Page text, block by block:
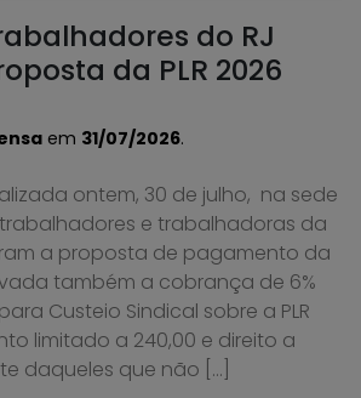
do RJ
da PLR 2026
em 31/07/2026.
ontem, 30 de julho, na sede
e trabalhadoras da
a proposta de pagamento da
também a cobrança de 6%
Custeio Sindical sobre a PLR
limitado a 240,00 e direito a
daqueles que não […]